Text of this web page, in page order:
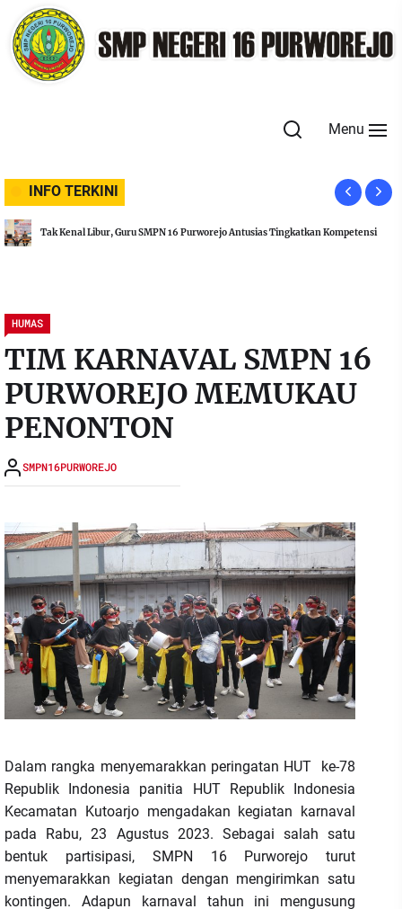
the
content
Menu
INFO TERKINI
Rayakan Idul Adha, SMPN 16 Purworejo Laksanakan Penyembelihan Hewan
Kurban
HUMAS
TIM KARNAVAL SMPN 16
PURWOREJO MEMUKAU
PENONTON
SMPN16PURWOREJO
Dalam rangka menyemarakkan peringatan HUT ke-78
Republik Indonesia panitia HUT Republik Indonesia
Kecamatan Kutoarjo mengadakan kegiatan karnaval
pada Rabu, 23 Agustus 2023. Sebagai salah satu
bentuk partisipasi, SMPN 16 Purworejo turut
menyemarakkan kegiatan dengan mengirimkan satu
kontingen. Adapun karnaval tahun ini mengusung